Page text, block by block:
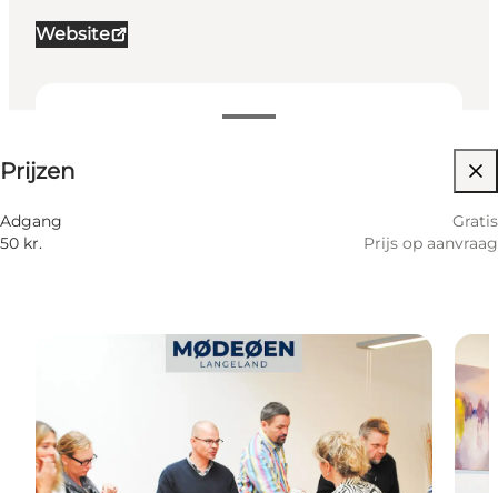
Website
Prijzen
Adgang
Gratis
50 kr.
Prijs op aanvraag